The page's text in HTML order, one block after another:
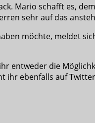
Mario schafft es,
sehr auf das
möchte, meldet
entweder die
ihr ebenfalls auf